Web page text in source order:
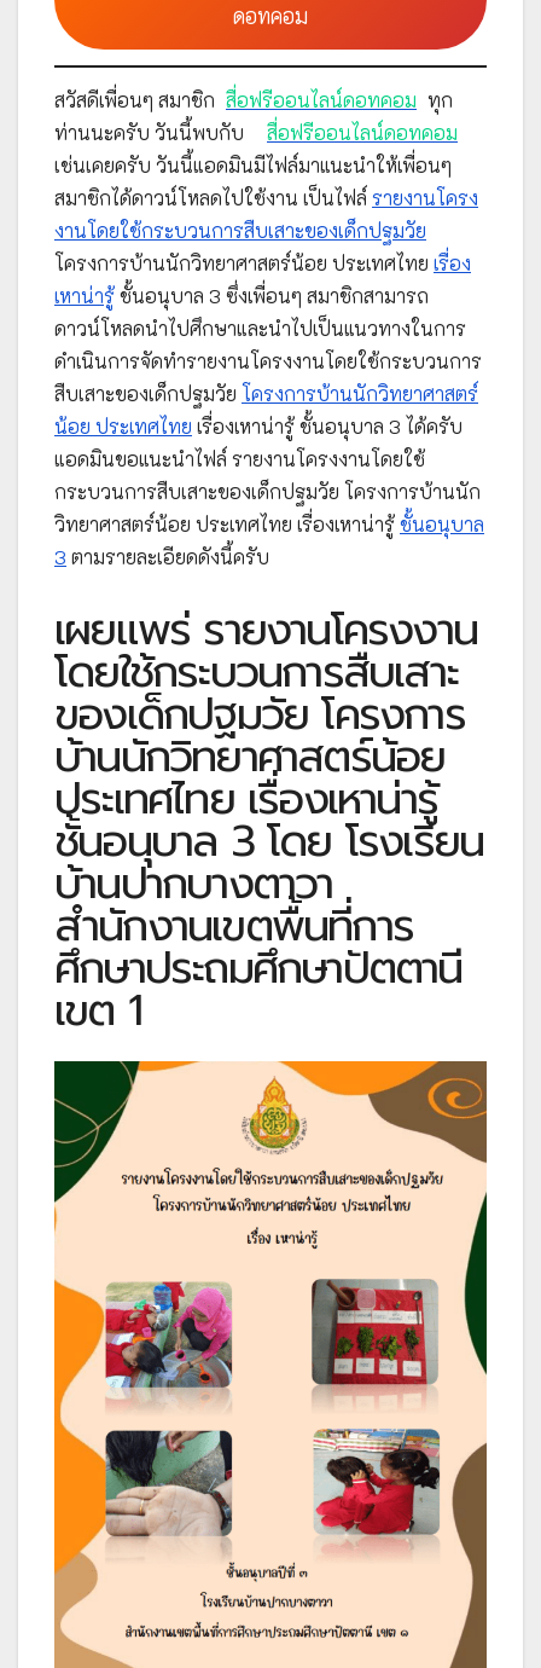
ดอทคอม
สวัสดีเพื่อนๆ สมาชิก สื่อฟรีออนไลน์ดอทคอม ทุก
ท่านนะครับ วันนี้พบกับ
สื่อฟรีออนไลน์ดอทคอม
เช่นเคยครับ วันนี้แอดมินมีไฟล์มาแนะนำให้เพื่อนๆ
สมาชิกได้ดาวน์โหลดไปใช้งาน เป็นไฟล์ รายงานโครง
งานโดยใช้กระบวนการสืบเสาะของเด็กปฐมวัย
โครงการบ้านนักวิทยาศาสตร์น้อย ประเทศไทย เรื่อง
เหาน่ารู้ชั้นอนุบาล 3 ซึ่งเพื่อนๆ สมาชิกสามารถ
ดาวน์โหลดนำไปศึกษาและนำไปเป็นแนวทางในการ
ดำเนินการจัดทำรายงานโครงงานโดยใช้กระบวนการ
สืบเสาะของเด็กปฐมวัย โครงการบ้านนักวิทยาศาสตร์
น้อย ประเทศไทย เรื่องเหาน่ารู้ ชั้นอนุบาล 3 ได้ครับ
แอดมินขอแนะนำไฟล์ รายงานโครงงานโดยใช้
กระบวนการสืบเสาะของเด็กปฐมวัย โครงการบ้านนัก
วิทยาศาสตร์น้อย ประเทศไทย เรื่องเหาน่ารู้ชั้นอนุบาล
3 ตามรายละเอียดดังนี้ครับ
เผยแพร่ รายงานโครงงาน
โดยใช้กระบวนการสืบเสาะ
ของเด็กปฐมวัย โครงการ
บ้านนักวิทยาศาสตร์น้อย
ประเทศไทย เรื่องเหาน่ารู้
ชั้นอนุบาล 3 โดย โรงเรียน
บ้านปากบางตาวา
สำนักงานเขตพื้นที่การ
ศึกษาประถมศึกษาปัตตานี
เขต 1